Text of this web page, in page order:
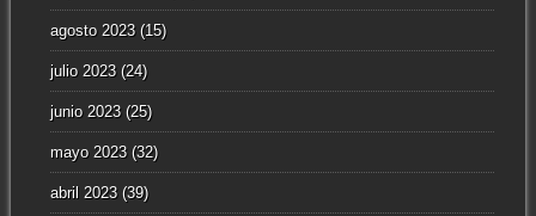
agosto 2023(15)
julio 2023(24)
junio 2023(25)
mayo 2023(32)
abril 2023(39)